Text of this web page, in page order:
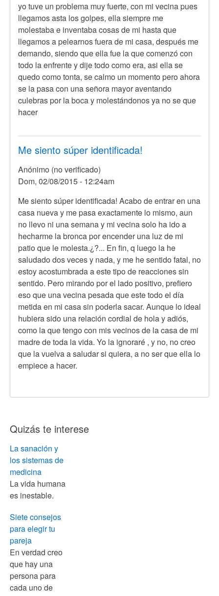
yo tuve un problema muy fuerte, con mi vecina pues
llegamos asta los golpes, ella siempre me
molestaba e inventaba cosas de mi hasta que
llegamos a pelearnos fuera de mi casa, después me
demando, siendo que ella fue la que comenzó con
todo la enfrente y dije todo como era, asi ella se
quedo como tonta, se calmo un momento pero ahora
se la pasa con una señora mayor aventando
culebras por la boca y molestándonos ya no se que
hacer
Me siento súper identificada!
Anónimo (no verificado)
Dom, 02/08/2015 - 12:24am
Me siento súper identificada! Acabo de entrar en una
casa nueva y me pasa exactamente lo mismo, aun
no llevo ni una semana y mi vecina solo ha ido a
hecharme la bronca por encender una luz de mi
patio que le molesta.¿?... En fin, q luego la he
saludado dos veces y nada, y me he sentido fatal, no
estoy acostumbrada a este tipo de reacciones sin
sentido. Pero mirando por el lado positivo, prefiero
eso que una vecina pesada que este todo el día
metida en mi casa sin poderla sacar. Aunque lo ideal
hubiera sido una relación cordial de hola y adiós,
como la que tengo con mis vecinos de la casa de mi
madre de toda la vida. Yo la ignoraré , y no, no creo
que la vuelva a saludar si quiera, a no ser que ella lo
empiece a hacer.
Quizás te interese
La sanación y
los sistemas de
medicina
La vida humana
es inestable.
Siete consejos
para elegir tu
pareja
En verdad creo
que hay una
persona para
cada uno de